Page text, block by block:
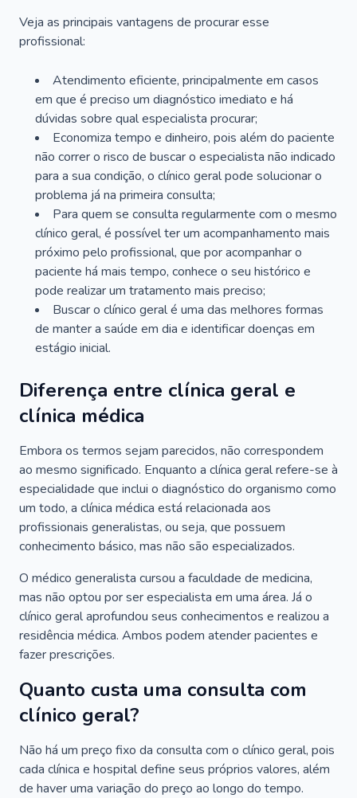
Veja as principais vantagens de procurar esse
profissional:
Atendimento eficiente, principalmente em casos
em que é preciso um diagnóstico imediato e há
dúvidas sobre qual especialista procurar;
Economiza tempo e dinheiro, pois além do paciente
não correr o risco de buscar o especialista não indicado
para a sua condição, o clínico geral pode solucionar o
problema já na primeira consulta;
Para quem se consulta regularmente com o mesmo
clínico geral, é possível ter um acompanhamento mais
próximo pelo profissional, que por acompanhar o
paciente há mais tempo, conhece o seu histórico e
pode realizar um tratamento mais preciso;
Buscar o clínico geral é uma das melhores formas
de manter a saúde em dia e identificar doenças em
estágio inicial.
Diferença entre clínica geral e
clínica médica
Embora os termos sejam parecidos, não correspondem
ao mesmo significado. Enquanto a clínica geral refere-se à
especialidade que inclui o diagnóstico do organismo como
um todo, a clínica médica está relacionada aos
profissionais generalistas, ou seja, que possuem
conhecimento básico, mas não são especializados.
O médico generalista cursou a faculdade de medicina,
mas não optou por ser especialista em uma área. Já o
clínico geral aprofundou seus conhecimentos e realizou a
residência médica. Ambos podem atender pacientes e
fazer prescrições.
Quanto custa uma consulta com
clínico geral?
Não há um preço fixo da consulta com o clínico geral, pois
cada clínica e hospital define seus próprios valores, além
de haver uma variação do preço ao longo do tempo.